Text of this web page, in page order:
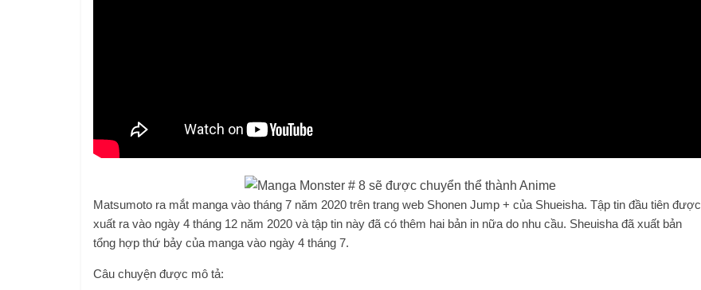
Matsumoto ra mắt manga vào tháng 7 năm 2020 trên trang web Shonen Jump + của Shueisha. Tập tin đầu tiên được
xuất ra vào ngày 4 tháng 12 năm 2020 và tập tin này đã có thêm hai bản in nữa do nhu cầu. Sheuisha đã xuất bản
tổng hợp thứ bảy của manga vào ngày 4 tháng 7.
Câu chuyện được mô tả: